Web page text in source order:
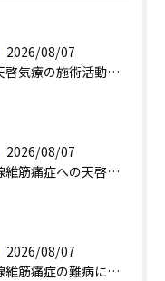
2026/08/07
天啓気療の施術活動で得られる効果や体験談と好転反応の実際
2026/08/07
線維筋痛症への天啓気療の施術で完全治癒クンダリニーチャクラ覚醒で目指す
2026/08/07
線維筋痛症の難病には天啓気療とクンダリニーやチャクラ覚醒で寛解を目指す